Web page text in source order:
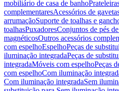
mobiliário de casa de banho
complementaresAcessórios de
arrumaçãoSuporte de toalhas e
toalhasPuxadoresConjuntos de pés
magnéticosOutros acessórios
com espelhoEspelhoPeças de
iluminação integradaPeças de
integradaMóveis com espelhoPeças
com espelhoCom iluminação
Com iluminação integradaSem